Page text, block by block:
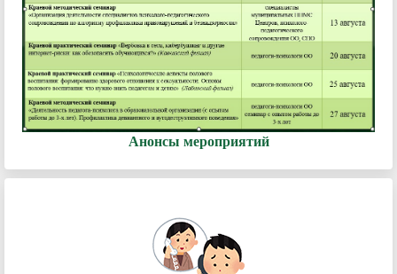
Анонсы мероприятий